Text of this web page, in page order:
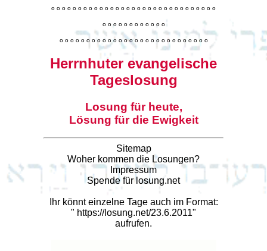
o o o o o o o o o o o o o o o o o o o o o o o o o o o o o o o
o o o o o o o o o o o o
o o o o o o o o o o o o o o o o o o o o o o o o o o o o
Herrnhuter evangelische
Tageslosung
Losung für heute,
Lösung für die Ewigkeit
Sitemap
Woher kommen die Losungen?
Impressum
Spende für losung.net
Ihr könnt einzelne Tage auch im Format:
" https://losung.net/23.6.2011"
aufrufen.